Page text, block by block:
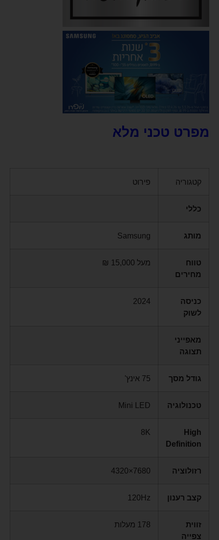
מפרט טכני מלא
קטגוריה פירוט
כללי
מותג Samsung
טווח
מחירים
מעל 15,000 ₪
כניסה
לשוק
2024
מאפייני
תצוגה
גודל מסך 75 אינץ'
טכנולוגיה Mini LED
High
Definition
8K
רזולוציה 7680×4320
קצב רענון 120Hz
זווית
צפייה
178 מעלות